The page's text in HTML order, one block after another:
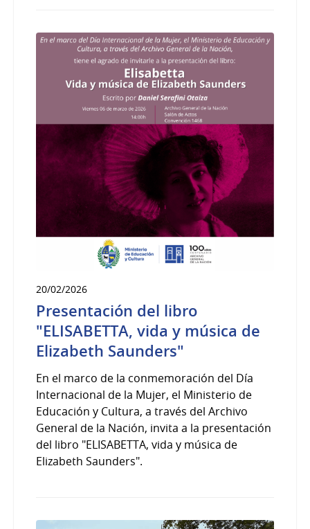
20/02/2026
Presentación del libro
"ELISABETTA, vida y música de
Elizabeth Saunders"
En el marco de la conmemoración del Día
Internacional de la Mujer, el Ministerio de
Educación y Cultura, a través del Archivo
General de la Nación, invita a la presentación
del libro "ELISABETTA, vida y música de
Elizabeth Saunders".